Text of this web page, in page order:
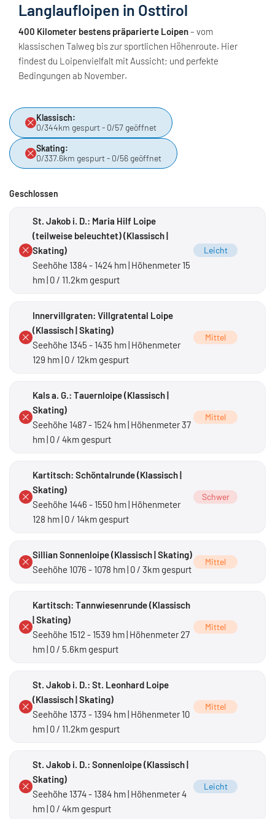
Langlaufloipen in Osttirol
400 Kilometer bestens präparierte Loipen– vom
klassischen Talweg bis zur sportlichen Höhenroute. Hier
findest du Loipenvielfalt mit Aussicht; und perfekte
Bedingungen ab November.
Klassisch:
0/344km gespurt - 0/57 geöffnet
Skating:
0/337.6km gespurt - 0/56 geöffnet
Geschlossen
St. Jakob i. D.: Maria Hilf Loipe
(teilweise beleuchtet) (Klassisch |
Skating)
Seehöhe 1384 - 1424 hm | Höhenmeter 15
hm | 0 / 11.2km gespurt
Leicht
Innervillgraten: Villgratental Loipe
(Klassisch | Skating)
Seehöhe 1345 - 1435 hm | Höhenmeter
129 hm | 0 / 12km gespurt
Mittel
Kals a. G.: Tauernloipe (Klassisch |
Skating)
Seehöhe 1487 - 1524 hm | Höhenmeter 37
hm | 0 / 4km gespurt
Mittel
Kartitsch: Schöntalrunde (Klassisch |
Skating)
Seehöhe 1446 - 1550 hm | Höhenmeter
128 hm | 0 / 14km gespurt
Schwer
Sillian Sonnenloipe (Klassisch | Skating)
Seehöhe 1076 - 1078 hm | 0 / 3km gespurt
Mittel
Kartitsch: Tannwiesenrunde (Klassisch
| Skating)
Seehöhe 1512 - 1539 hm | Höhenmeter 27
hm | 0 / 5.6km gespurt
Mittel
St. Jakob i. D.: St. Leonhard Loipe
(Klassisch | Skating)
Seehöhe 1373 - 1394 hm | Höhenmeter 10
hm | 0 / 11.2km gespurt
Mittel
St. Jakob i. D.: Sonnenloipe (Klassisch |
Skating)
Seehöhe 1374 - 1384 hm | Höhenmeter 4
hm | 0 / 4km gespurt
Leicht